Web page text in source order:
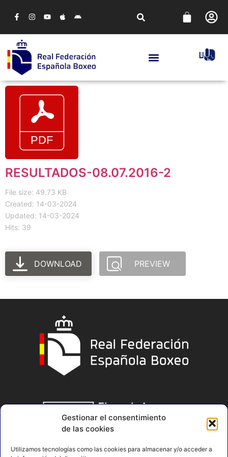
Gestionar el consentimiento
de las cookies
Utilizamos tecnologías como las cookies para almacenar y/o acceder a
RESULTADOS-08.07.2016-2
File size: 49.73 KB
Created: 14-03-2024
Updated: 14-03-2024
Hits: 39
DOWNLOAD PREVIEW